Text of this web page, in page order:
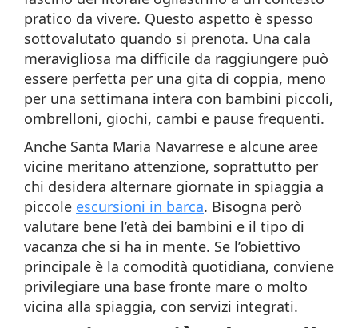
pratico da vivere. Questo aspetto è spesso
sottovalutato quando si prenota. Una cala
meravigliosa ma difficile da raggiungere può
essere perfetta per una gita di coppia, meno
per una settimana intera con bambini piccoli,
ombrelloni, giochi, cambi e pause frequenti.
Anche Santa Maria Navarrese e alcune aree
vicine meritano attenzione, soprattutto per
chi desidera alternare giornate in spiaggia a
piccole escursioni in barca. Bisogna però
valutare bene l’età dei bambini e il tipo di
vacanza che si ha in mente. Se l’obiettivo
principale è la comodità quotidiana, conviene
privilegiare una base fronte mare o molto
vicina alla spiaggia, con servizi integrati.